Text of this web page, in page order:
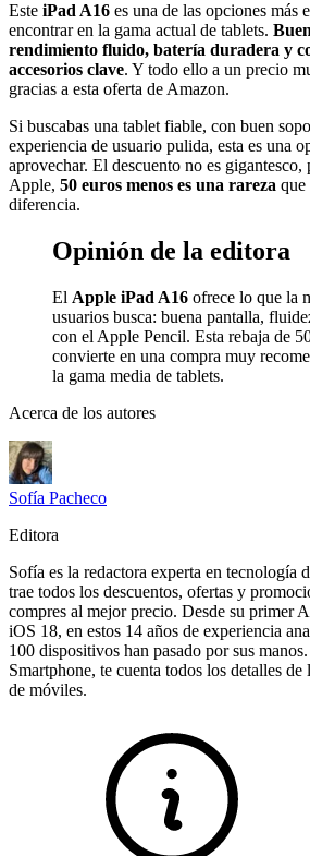
Este iPad A16 es una de las opciones más
encontrar en la gama actual de tablets.
rendimiento fluido, batería duradera y
accesorios clave. Y todo ello a un precio
gracias a esta oferta de Amazon.
Si buscabas una tablet fiable, con buen
experiencia de usuario pulida, esta es una
aprovechar. El descuento no es gigantesco,
Apple, 50 euros menos es una rareza que
diferencia.
Opinión de la editora
El Apple iPad A16 ofrece lo que la
usuarios busca: buena pantalla,
con el Apple Pencil. Esta rebaja de
convierte en una compra muy
la gama media de tablets.
Acerca de los autores
Sofía Pacheco
Editora
Sofía es la redactora experta en tecnología
trae todos los descuentos, ofertas y
compres al mejor precio. Desde su primer
iOS 18, en estos 14 años de experiencia
100 dispositivos han pasado por sus
Smartphone, te cuenta todos los detalles
de móviles.